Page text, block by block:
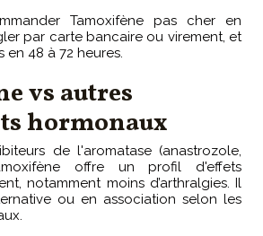
Tamoxifène pas cher en
par carte bancaire ou virement, et
48 à 72 heures.
vs autres
hormonaux
de l'aromatase (anastrozole,
offre un profil d'effets
notamment moins d’arthralgies. Il
ou en association selon les